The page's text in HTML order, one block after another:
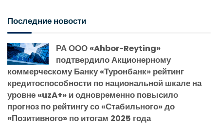
Последние новости
РА ООО «Ahbor-Reyting»
подтвердило Акционерному
коммерческому Банку «Туронбанк» рейтинг
кредитоспособности по национальной шкале на
уровне «uzA+» и одновременно повысило
прогноз по рейтингу со «Стабильного» до
«Позитивного» по итогам 2025 года